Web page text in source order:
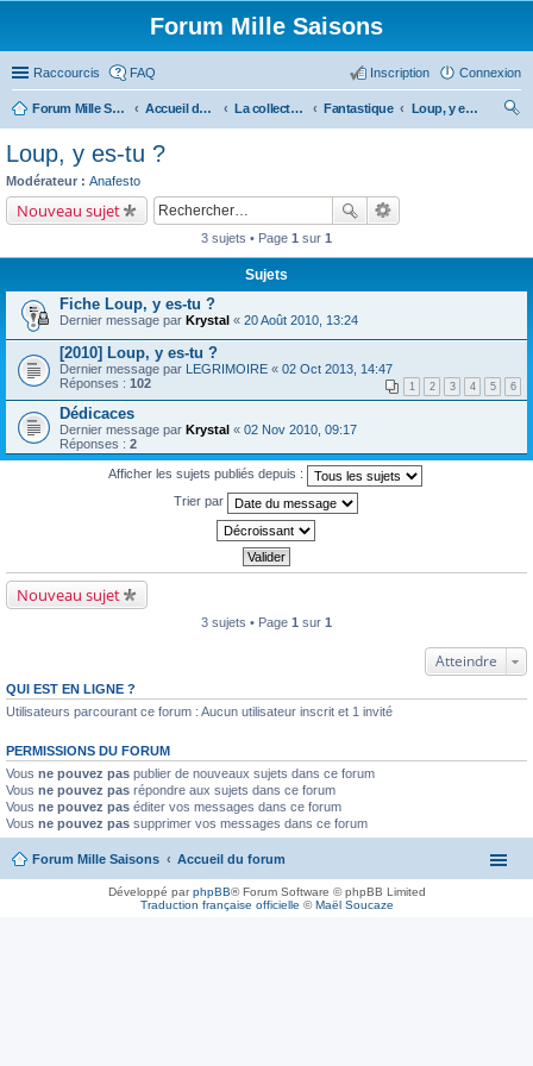
Forum Mille Saisons
Raccourcis FAQ Connexion
Inscription
Forum Mille Saisons Accueil du forum La collection Mille Saisons Fantastique
Loup, y es-tu ?
Loup, y es-tu ?
Modérateur : Anafesto
Nouveau sujet
3 sujets • Page 1 sur 1
Sujets
Fiche Loup, y es-tu ?
Dernier message par Krystal « 20 Août 2010, 13:24
[2010] Loup, y es-tu ?
Dernier message par LEGRIMOIRE « 02 Oct 2013, 14:47
Réponses : 102 1 2 3 4 5 6
Dédicaces
Dernier message par Krystal « 02 Nov 2010, 09:17
Réponses : 2
Afficher les sujets publiés depuis :
Trier par
Nouveau sujet
3 sujets • Page 1 sur 1
Atteindre
QUI EST EN LIGNE ?
Utilisateurs parcourant ce forum : Aucun utilisateur inscrit et 1 invité
PERMISSIONS DU FORUM
Vous ne pouvez pas publier de nouveaux sujets dans ce forum
Vous ne pouvez pas répondre aux sujets dans ce forum
Vous ne pouvez pas éditer vos messages dans ce forum
Vous ne pouvez pas supprimer vos messages dans ce forum
Forum Mille Saisons Accueil du forum
Développé parphpBB® Forum Software © phpBB Limited
Traduction française officielle ©Maël Soucaze